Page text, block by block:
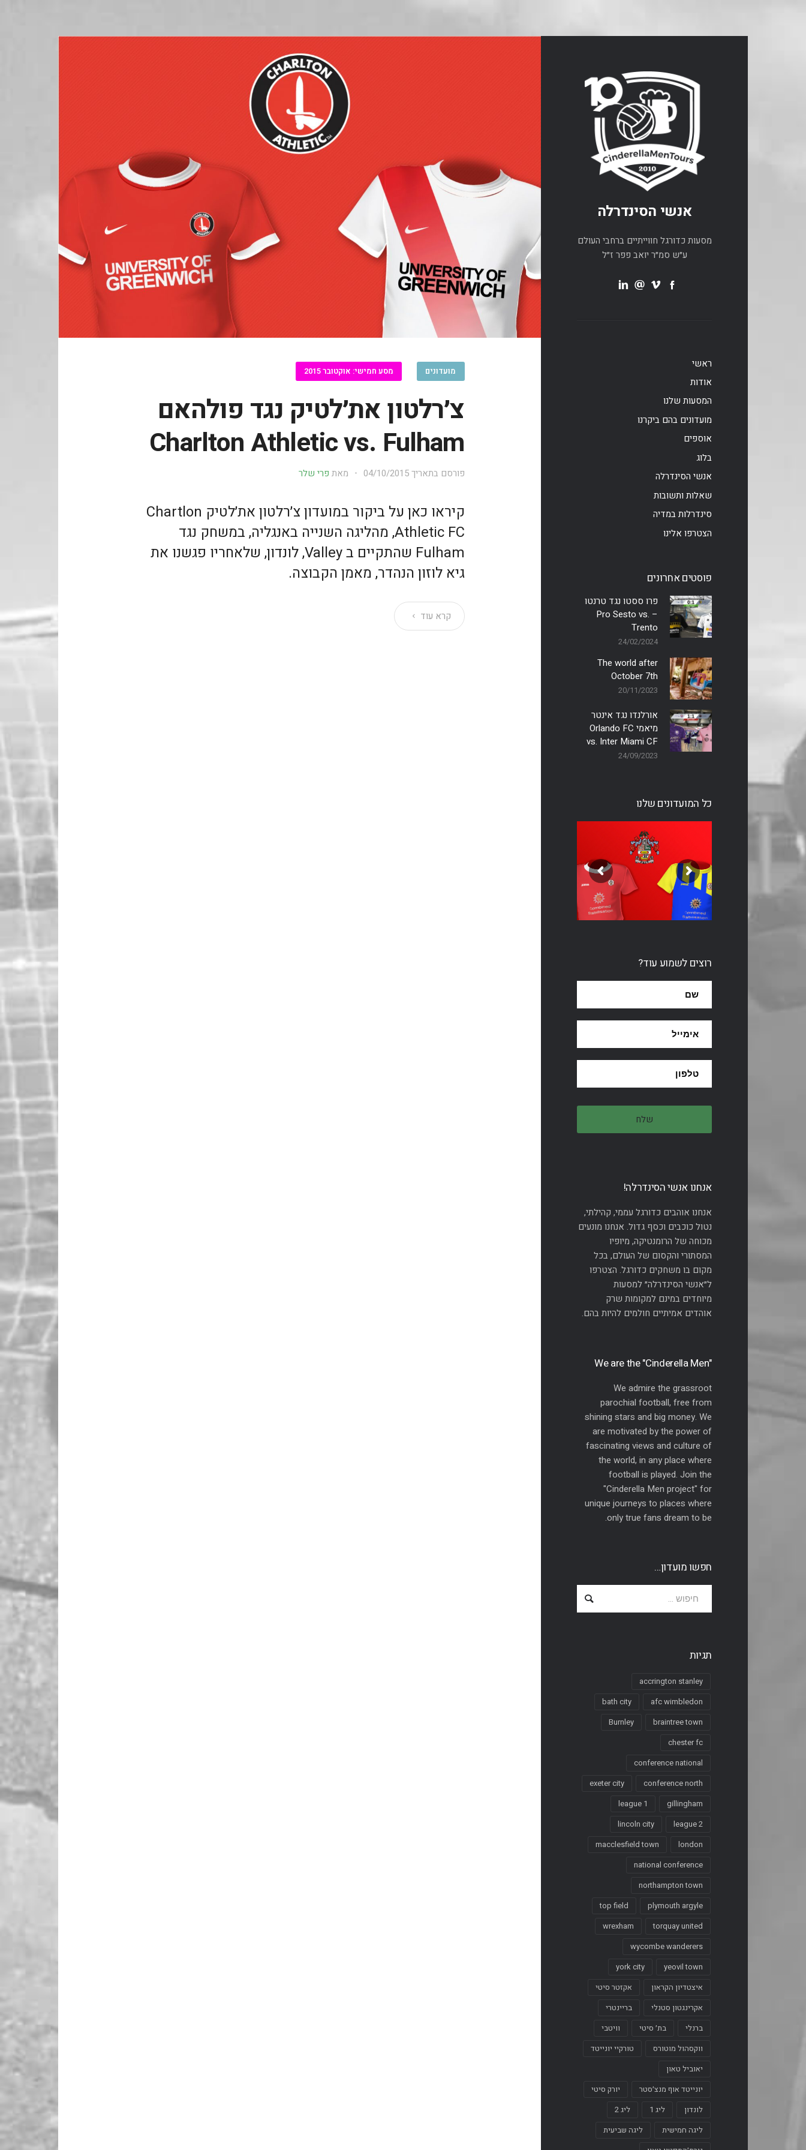
אנשי הסינדרלה
מסעות כדורגל חווייתיים ברחבי העולם
ע״ש סמ״ר יואב פפר ז״ל
ראשי
אודות
המסעות שלנו
מועדונים בהם ביקרנו
אוספים
בלוג
אנשי הסינדרלה
שאלות ותשובות
סינדרלות במדיה
הצטרפו אלינו
פוסטים אחרונים
פרו ססטו נגד טרנטו
– Pro Sesto vs.
Trento
24/02/2024
The world after
October 7th
20/11/2023
אורלנדו נגד אינטר
מיאמי Orlando FC
vs. Inter Miami CF
24/09/2023
כל המועדונים שלנו
רוצים לשמוע עוד?
אנחנו אנשי הסינדרלה!
אנחנו אוהבים כדורגל עממי, קהילתי,
נטול כוכבים וכסף גדול. אנחנו מונעים
מכוחה של הרומנטיקה, מיופיו
המסתורי והקסום של העולם, בכל
מקום בו משחקים כדורגל. הצטרפו
ל״אנשי הסינדרלה״ למסעות
מיוחדים במינם למקומות שרק
אוהדים אמיתיים חולמים להיות בהם.
"We are the "Cinderella Men
We admire the grassroot
parochial football, free from
shining stars and big money. We
are motivated by the power of
fascinating views and culture of
the world, in any place where
football is played. Join the
"Cinderella Men project" for
unique journeys to places where
only true fans dream to be.
חפשו מועדון…
תגיות
accrington stanley
afc wimbledon
bath city
braintree town
Burnley
chester fc
conference national
conference north
exeter city
gillingham
league 1
league 2
lincoln city
london
macclesfield town
national conference
northampton town
plymouth argyle
top field
torquay united
wrexham
wycombe wanderers
yeovil town
york city
איצטדיון הקראון
אקזטר סיטי
אקרינגטון סטנלי
בריינטרי
ברנלי
בת׳ סיטי
וויטבי
ווקסהול מוטורס
טורקיי יונייטד
יאוביל טאון
יונייטד אוף מנצ׳סטר
יורק סיטי
לונדון
ליג 1
ליג 2
ליגה חמישית
ליגה שביעית
מועדונים מסע חמישי: אוקטובר 2015
צ׳רלטון את׳לטיק נגד פולהאם
Charlton Athletic vs. Fulham
פורסם בתאריך04/10/2015 מאת פרי שלר
קיראו כאן על ביקור במועדון צ׳רלטון את׳לטיק Chartlon
Athletic FC, מהליגה השנייה באנגליה, במשחק נגד
Fulham שהתקיים ב Valley, לונדון, שלאחריו פגשנו את
גיא לוזון הנהדר, מאמן הקבוצה.
קרא עוד